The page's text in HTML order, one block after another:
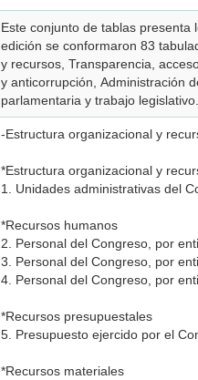
Este conjunto de tablas presenta
edición se conformaron 83
y recursos, Transparencia,
y anticorrupción, Administración
parlamentaria y trabajo legislativo.
-Estructura organizacional y
*Estructura organizacional y
1. Unidades administrativas del
*Recursos humanos
2. Personal del Congreso, por
3. Personal del Congreso, por
4. Personal del Congreso, por
*Recursos presupuestales
5. Presupuesto ejercido por el
*Recursos materiales